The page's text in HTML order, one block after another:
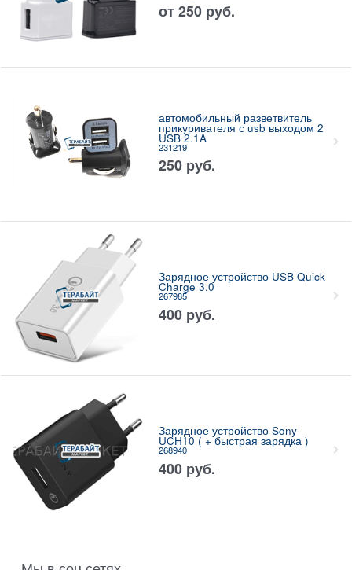
от 250 руб.
автомобильный разветвитель
прикуривателя с usb выходом 2
USB 2.1A
231219
250 руб.
Зарядное устройство USB Quick
Charge 3.0
267985
400 руб.
Зарядное устройство Sony
UCH10 ( + быстрая зарядка )
268940
400 руб.